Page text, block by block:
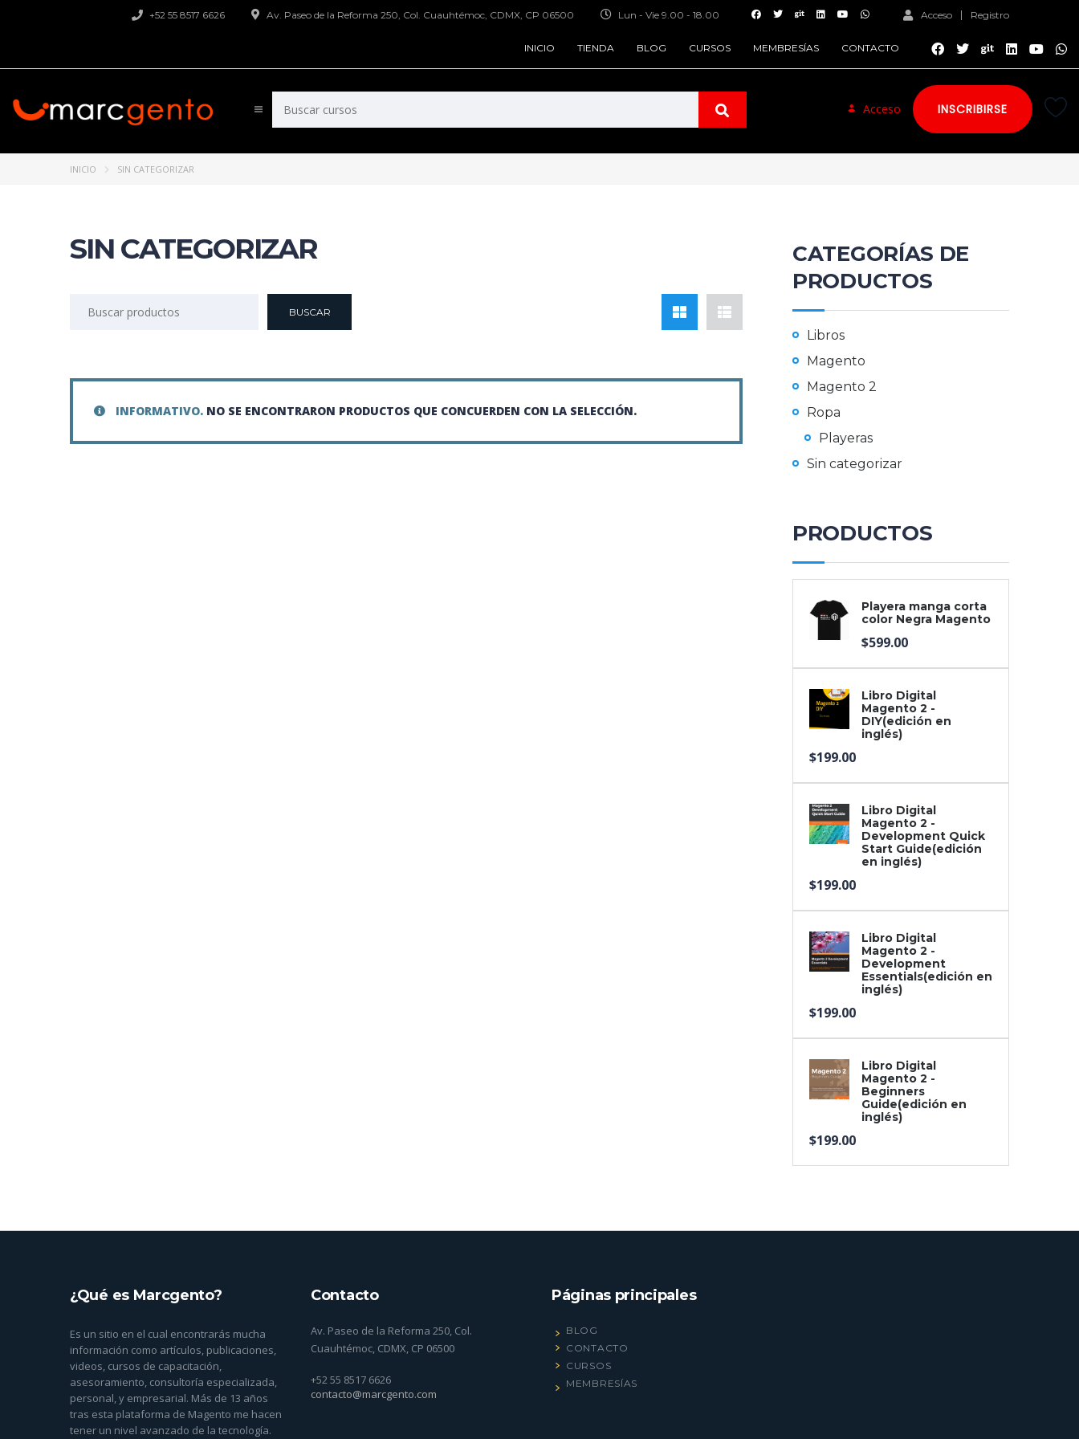
Acceso Registro
Lun - Vie 9.00 - 18.00
Av. Paseo de la Reforma 250, Col. Cuauhtémoc, CDMX, CP 06500
+52 55 8517 6626
INICIO TIENDA BLOG CURSOS MEMBRESÍAS CONTACTO
Acceso INSCRIBIRSE
INICIO SIN CATEGORIZAR
SIN CATEGORIZAR
INFORMATIVO. NO SE ENCONTRARON PRODUCTOS QUE CONCUERDEN CON LA SELECCIÓN.
CATEGORÍAS DE
PRODUCTOS
Libros
Magento
Magento 2
Ropa
Playeras
Sin categorizar
PRODUCTOS
Playera manga corta
color Negra Magento
$599.00
Libro Digital
Magento 2 -
DIY(edición en
inglés)
$199.00
Libro Digital
Magento 2 -
Development Quick
Start Guide(edición
en inglés)
$199.00
Libro Digital
Magento 2 -
Development
Essentials(edición en
inglés)
$199.00
Libro Digital
Magento 2 -
Beginners
Guide(edición en
inglés)
$199.00
¿Qué es Marcgento?
Es un sitio en el cual encontrarás mucha
información como artículos, publicaciones,
videos, cursos de capacitación,
asesoramiento, consultoría especializada,
personal, y empresarial. Más de 13 años
tras esta plataforma de Magento me hacen
tener un nivel avanzado de la tecnología.
Contacto
Av. Paseo de la Reforma 250, Col.
Cuauhtémoc, CDMX, CP 06500
+52 55 8517 6626
contacto@marcgento.com
Páginas principales
BLOG
CONTACTO
CURSOS
MEMBRESÍAS